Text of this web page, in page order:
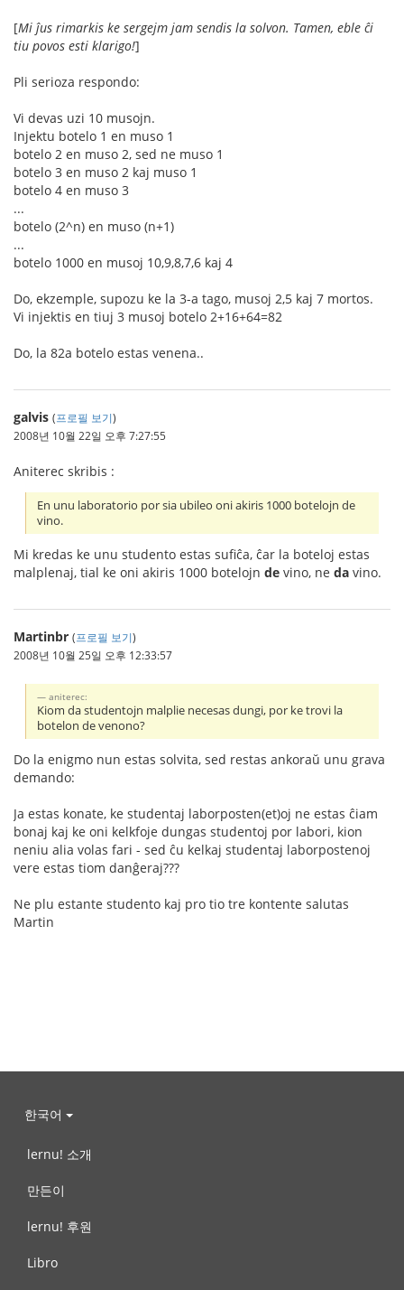
[Mi ĵus rimarkis ke sergejm jam sendis la solvon. Tamen, eble ĉi
tiu povos esti klarigo!]
Pli serioza respondo:
Vi devas uzi 10 musojn.
Injektu botelo 1 en muso 1
botelo 2 en muso 2, sed ne muso 1
botelo 3 en muso 2 kaj muso 1
botelo 4 en muso 3
...
botelo (2^n) en muso (n+1)
...
botelo 1000 en musoj 10,9,8,7,6 kaj 4
Do, ekzemple, supozu ke la 3-a tago, musoj 2,5 kaj 7 mortos.
Vi injektis en tiuj 3 musoj botelo 2+16+64=82
Do, la 82a botelo estas venena..
galvis (프로필 보기)
2008년 10월 22일 오후 7:27:55
Aniterec skribis :
En unu laboratorio por sia ubileo oni akiris 1000 botelojn de
vino.
Mi kredas ke unu studento estas sufiĉa, ĉar la boteloj estas
malplenaj, tial ke oni akiris 1000 botelojn de vino, ne da vino.
Martinbr (프로필 보기)
2008년 10월 25일 오후 12:33:57
aniterec:
Kiom da studentojn malplie necesas dungi, por ke trovi la
botelon de venono?
Do la enigmo nun estas solvita, sed restas ankoraŭ unu grava
demando:
Ja estas konate, ke studentaj laborposten(et)oj ne estas ĉiam
bonaj kaj ke oni kelkfoje dungas studentoj por labori, kion
neniu alia volas fari - sed ĉu kelkaj studentaj laborpostenoj
vere estas tiom danĝeraj???
Ne plu estante studento kaj pro tio tre kontente salutas
Martin
한국어
lernu! 소개
만든이
lernu! 후원
Libro